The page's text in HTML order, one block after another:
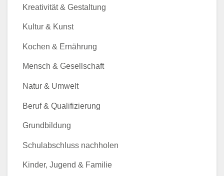
Kreativität & Gestaltung
Kultur & Kunst
Kochen & Ernährung
Mensch & Gesellschaft
Natur & Umwelt
Beruf & Qualifizierung
Grundbildung
Schulabschluss nachholen
Kinder, Jugend & Familie